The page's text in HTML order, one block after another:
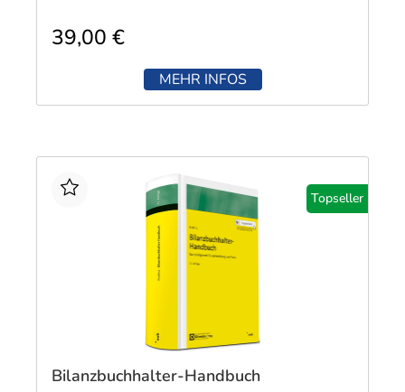
39,00 €
MEHR INFOS
Topseller
Bilanzbuchhalter-Handbuch